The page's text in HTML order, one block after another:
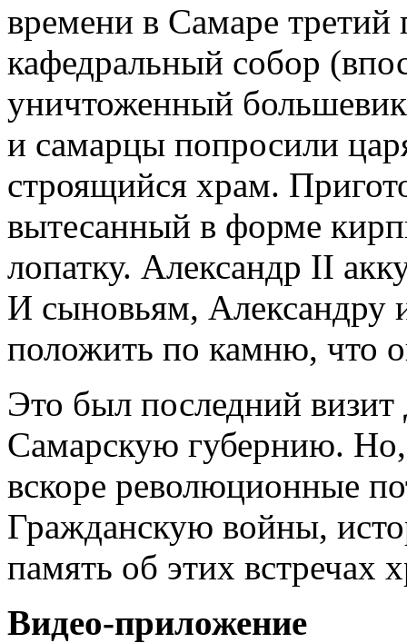
времени в Самаре третий
кафедральный собор
уничтоженный
и самарцы попросили
строящийся храм.
вытесанный в форме
лопатку. Александр II
И сыновьям, Александру
положить по камню, что
Это был последний
Самарскую губернию.
вскоре революционные
Гражданскую войны,
память об этих встречах
Видео-приложение